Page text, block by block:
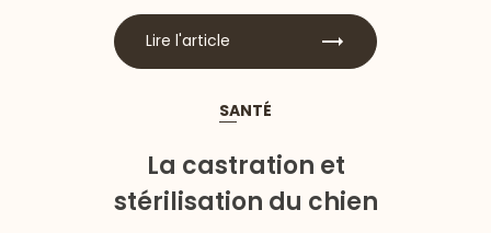
Lire l'article
SANTÉ
La castration et
stérilisation du chien